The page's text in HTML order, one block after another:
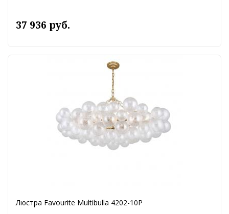
37 936 руб.
Люстра Favourite Multibulla 4202-10P